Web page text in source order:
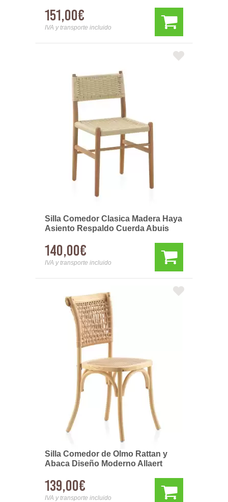
151,00€
IVA y transporte incluido
Silla Comedor Clasica Madera Haya
Asiento Respaldo Cuerda Abuis
140,00€
IVA y transporte incluido
Silla Comedor de Olmo Rattan y
Abaca Diseño Moderno Allaert
139,00€
IVA y transporte incluido